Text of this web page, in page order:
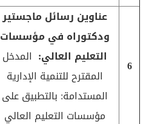
6
عناوين رسائل ماجستير
ودكتوراه في مؤسسات
التعليم العالي: المدخل
المقترح للتنمية الإدارية
المستدامة: بالتطبيق على
مؤسسات التعليم العالي